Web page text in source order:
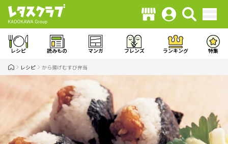
レシピ 読みもの マンガ フレンズ ランキング 特集
レシピ から揚げむすび弁当